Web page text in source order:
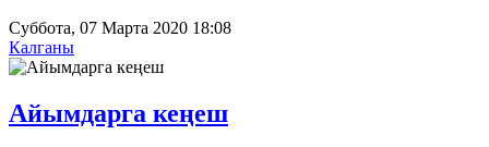
Суббота, 07 Марта 2020 18:08
Калганы
Айымдарга кеңеш